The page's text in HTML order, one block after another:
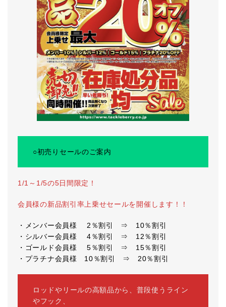
○初売りセールのご案内
1/1～1/5の5日間限定！
会員様の新品割引率上乗せセールを開催します！！
・メンバー会員様 2％割引 ⇒ 10％割引
・シルバー会員様 4％割引 ⇒ 12％割引
・ゴールド会員様 5％割引 ⇒ 15％割引
・プラチナ会員様 10％割引 ⇒ 20％割引
ロッドやリールの高額品から、普段使うライン
やフック、